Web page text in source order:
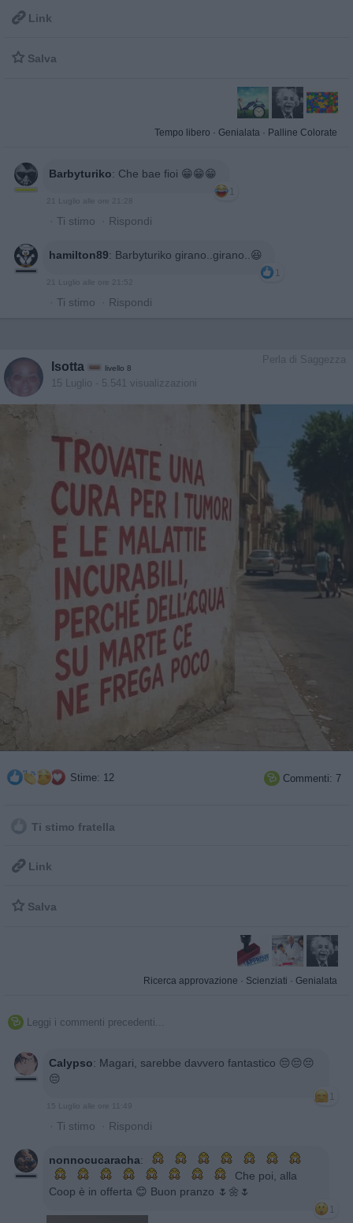
 Link
 Salva
Tempo libero · Genialata · Palline Colorate
Barbyturiko: Che bae fioi 😁😁😁
1
· Ti stimo · Rispondi
hamilton89: Barbyturiko girano..girano..😆
1
· Ti stimo · Rispondi
Perla di Saggezza
Isotta livello 8
15 Luglio - 5.541 visualizzazioni
Stime: 12  Commenti: 7
Ti stimo fratella
 Link
 Salva
Ricerca approvazione · Scienziati · Genialata
 Leggi i commenti precedenti...
Calypso: Magari, sarebbe davvero fantastico 😔😔😔
😔
1
· Ti stimo · Rispondi
nonnocucaracha:
Che poi, alla
Coop è in offerta 😊 Buon pranzo 🌷🌼🌷
1